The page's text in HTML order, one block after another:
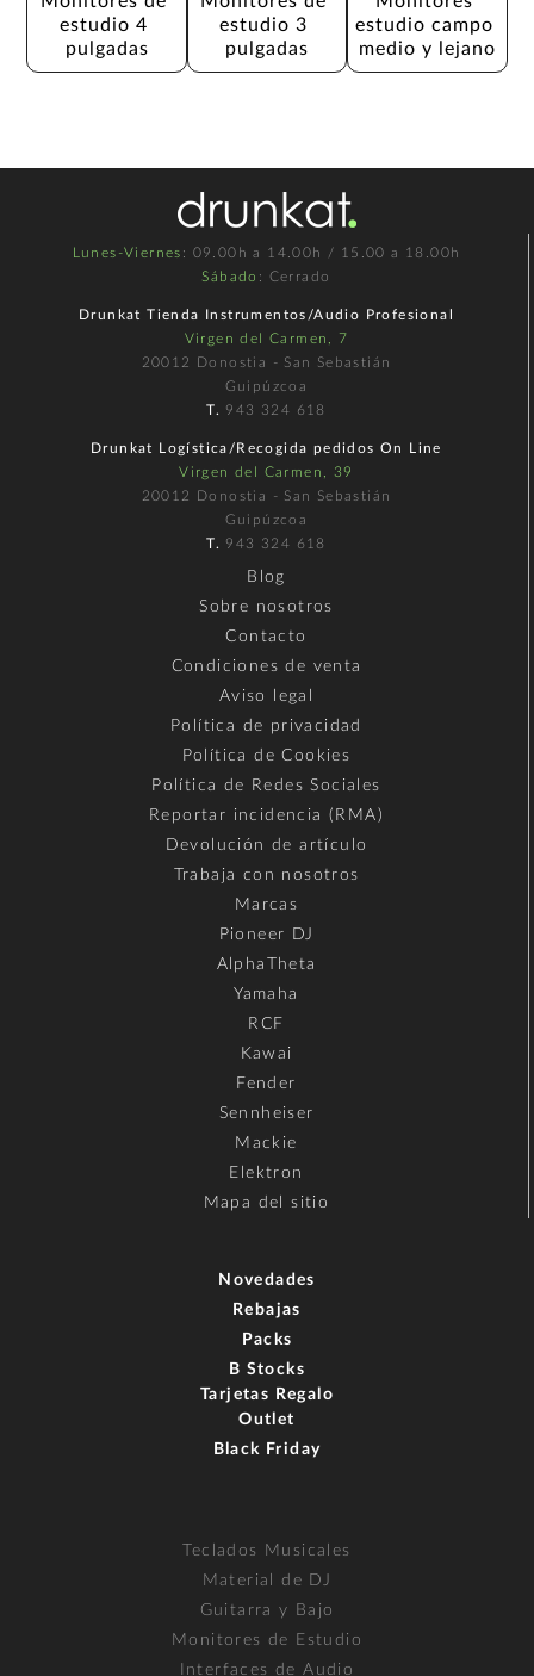
estudio 4
pulgadas
estudio 3
pulgadas
estudio campo
medio y lejano
Lunes-Viernes : 09.00h a 14.00h / 15.00 a 18.00h
Sábado : Cerrado
Drunkat Tienda Instrumentos/Audio Profesional
Virgen del Carmen, 7
20012 Donostia - San Sebastián
Guipúzcoa
T. 943 324 618
Drunkat Logística/Recogida pedidos On Line
Virgen del Carmen, 39
20012 Donostia - San Sebastián
Guipúzcoa
T. 943 324 618
Blog
Sobre nosotros
Contacto
Condiciones de venta
Aviso legal
Política de privacidad
Política de Cookies
Política de Redes Sociales
Reportar incidencia (RMA)
Devolución de artículo
Trabaja con nosotros
Marcas
Pioneer DJ
AlphaTheta
Yamaha
RCF
Kawai
Fender
Sennheiser
Mackie
Elektron
Mapa del sitio
Novedades
Rebajas
Packs
B Stocks
Tarjetas Regalo
Outlet
Black Friday
Teclados Musicales
Material de DJ
Guitarra y Bajo
Monitores de Estudio
Interfaces de Audio